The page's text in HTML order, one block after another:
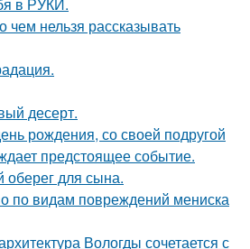
чем нельзя рассказывать
десерт.
рождения, со своей подругой
предстоящее событие.
оберег для сына.
по видам повреждений мениска
Вологды сочетается с